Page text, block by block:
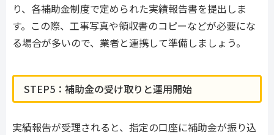
り、各補助金制度で定められた実績報告書を提出しま
す。この際、工事写真や領収書のコピーなどが必要にな
る場合が多いので、業者と連携して準備しましょう。
STEP5：補助金の受け取りと運用開始
実績報告が受理されると、指定の口座に補助金が振り込